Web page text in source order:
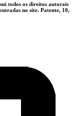
todos os direitos autorais
no site. Patente, 10,